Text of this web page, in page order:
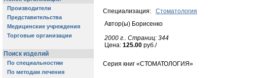
Специализация: Стоматология
Автор(ы) Борисенко
2000 г.. Cтраниц: 344
Цена: 125.00 руб./
Cерия книг «СТОМАТОЛОГИЯ»